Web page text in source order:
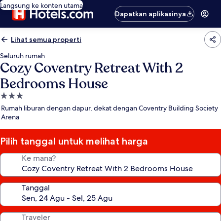
Langsung ke konten utama
Dapatkan aplikasinya
Lihat semua properti
Seluruh rumah
Cozy Coventry Retreat With 2
Bedrooms House
Properti
bintang
3.0
Rumah liburan dengan dapur, dekat dengan Coventry Building Society
Arena
Pilih tanggal untuk melihat harga
Ke mana?
Tanggal
Traveler